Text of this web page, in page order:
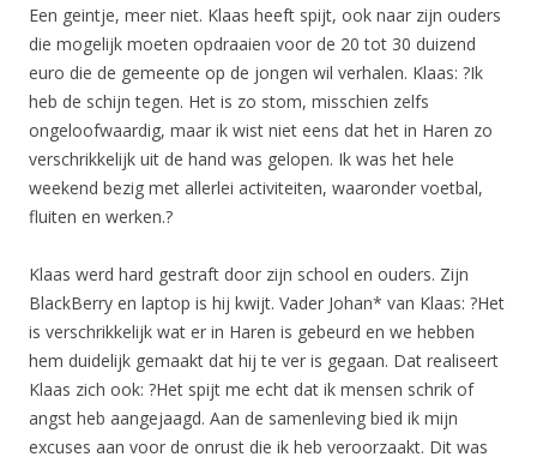
Een geintje, meer niet. Klaas heeft spijt, ook naar zijn ouders
die mogelijk moeten opdraaien voor de 20 tot 30 duizend
euro die de gemeente op de jongen wil verhalen. Klaas: ?Ik
heb de schijn tegen. Het is zo stom, misschien zelfs
ongeloofwaardig, maar ik wist niet eens dat het in Haren zo
verschrikkelijk uit de hand was gelopen. Ik was het hele
weekend bezig met allerlei activiteiten, waaronder voetbal,
fluiten en werken.?
Klaas werd hard gestraft door zijn school en ouders. Zijn
BlackBerry en laptop is hij kwijt. Vader Johan* van Klaas: ?Het
is verschrikkelijk wat er in Haren is gebeurd en we hebben
hem duidelijk gemaakt dat hij te ver is gegaan. Dat realiseert
Klaas zich ook: ?Het spijt me echt dat ik mensen schrik of
angst heb aangejaagd. Aan de samenleving bied ik mijn
excuses aan voor de onrust die ik heb veroorzaakt. Dit was